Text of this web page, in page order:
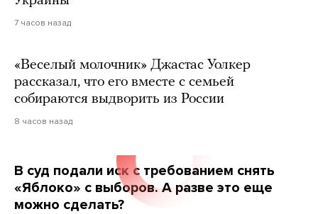
7 часов назад
«Веселый молочник» Джастас Уолкер
рассказал, что его вместе с семьей
собираются выдворить из России
8 часов назад
В суд подали иск с требованием снять
«Яблоко» с выборов. А разве это еще
можно сделать?